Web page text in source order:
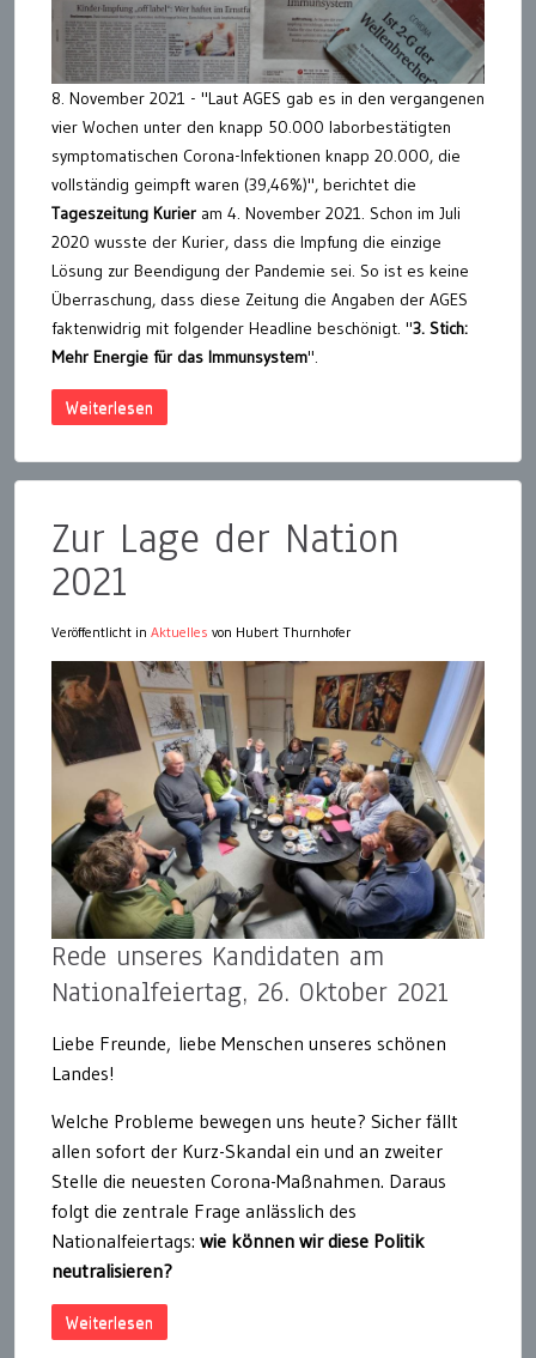
8. November 2021 - "Laut AGES gab es in den vergangenen
vier Wochen unter den knapp 50.000 laborbestätigten
symptomatischen Corona-Infektionen knapp 20.000, die
vollständig geimpft waren (39,46%)", berichtet die
Tageszeitung Kurier am 4. November 2021. Schon im Juli
2020 wusste der Kurier, dass die Impfung die einzige
Lösung zur Beendigung der Pandemie sei. So ist es keine
Überraschung, dass diese Zeitung die Angaben der AGES
faktenwidrig mit folgender Headline beschönigt. "3. Stich:
Mehr Energie für das Immunsystem".
Weiterlesen
Zur Lage der Nation
2021
Veröffentlicht in Aktuelles von Hubert Thurnhofer
Rede unseres Kandidaten am
Nationalfeiertag, 26. Oktober 2021
Liebe Freunde, liebe Menschen unseres schönen
Landes!
Welche Probleme bewegen uns heute? Sicher fällt
allen sofort der Kurz-Skandal ein und an zweiter
Stelle die neuesten Corona-Maßnahmen. Daraus
folgt die zentrale Frage anlässlich des
Nationalfeiertags: wie können wir diese Politik
neutralisieren?
Weiterlesen